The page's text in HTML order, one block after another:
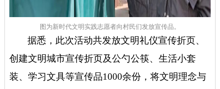
图为新时代文明实践志愿者向村民们发放宣传品。
据悉，此次活动共发放文明礼仪宣传折页、
创建文明城市宣传折页及公勺公筷、生活小套
装、学习文具等宣传品1000余份，将文明理念与